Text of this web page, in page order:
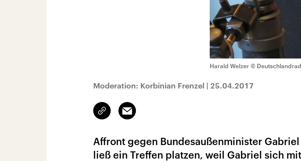
Harald Welzer ©
Moderation: Korbinian Frenzel | 25.04.2017
Link
kopieren/teilen
Email
Affront gegen Bundesaußenminister
ließ ein Treffen platzen, weil Gabriel sich